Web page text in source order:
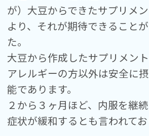
が）大豆からできたサプリメ
より、それが期待できること
た。
大豆から作成したサプリメン
アレルギーの方以外は安全に
能であります。
２から３ヶ月ほど、内服を継
症状が緩和するとも言われてお